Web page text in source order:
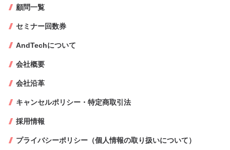
顧問一覧
セミナー回数券
AndTechについて
会社概要
会社沿革
キャンセルポリシー・特定商取引法
採用情報
プライバシーポリシー（個人情報の取り扱いについて）